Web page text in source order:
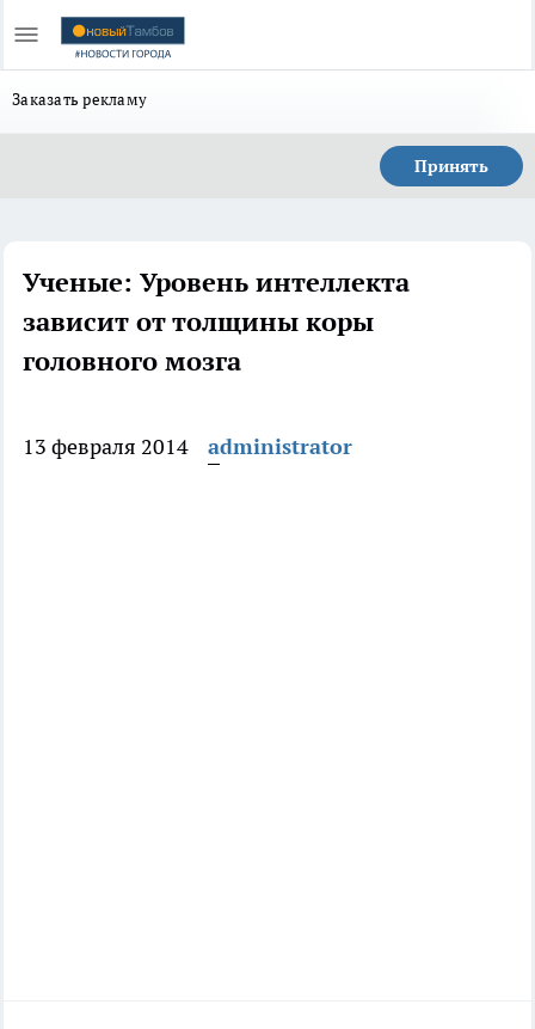
Заказать рекламу
Принять
Ученые: Уровень интеллекта
зависит от толщины коры
головного мозга
13 февраля 2014 administrator